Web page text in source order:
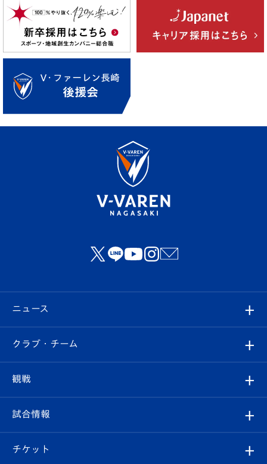
ニュース
すべて
クラブ
試合情報
クラブ・チーム
クラブ概要
観戦
観戦ルール
試合情報
試合日程/結果
チケット